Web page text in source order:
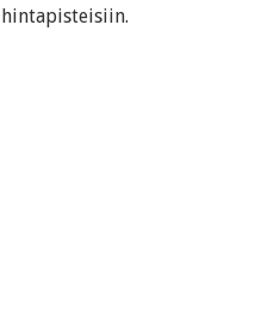
hintapisteisiin.